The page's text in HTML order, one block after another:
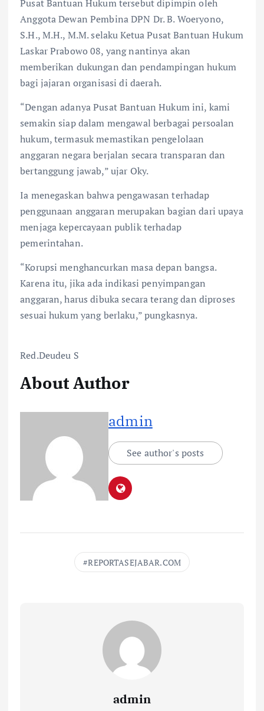
Pusat Bantuan Hukum tersebut dipimpin oleh
Anggota Dewan Pembina DPN Dr. B. Woeryono,
S.H., M.H., M.M. selaku Ketua Pusat Bantuan Hukum
Laskar Prabowo 08, yang nantinya akan
memberikan dukungan dan pendampingan hukum
bagi jajaran organisasi di daerah.
“Dengan adanya Pusat Bantuan Hukum ini, kami
semakin siap dalam mengawal berbagai persoalan
hukum, termasuk memastikan pengelolaan
anggaran negara berjalan secara transparan dan
bertanggung jawab,” ujar Oky.
Ia menegaskan bahwa pengawasan terhadap
penggunaan anggaran merupakan bagian dari upaya
menjaga kepercayaan publik terhadap
pemerintahan.
“Korupsi menghancurkan masa depan bangsa.
Karena itu, jika ada indikasi penyimpangan
anggaran, harus dibuka secara terang dan diproses
sesuai hukum yang berlaku,” pungkasnya.
Red.Deudeu S
About Author
admin
See author's posts
REPORTASEJABAR.COM
admin